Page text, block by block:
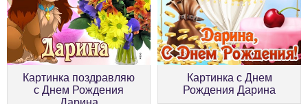
Картинка поздравляю
с Днем Рождения
Картинка с Днем
Рождения Дарина